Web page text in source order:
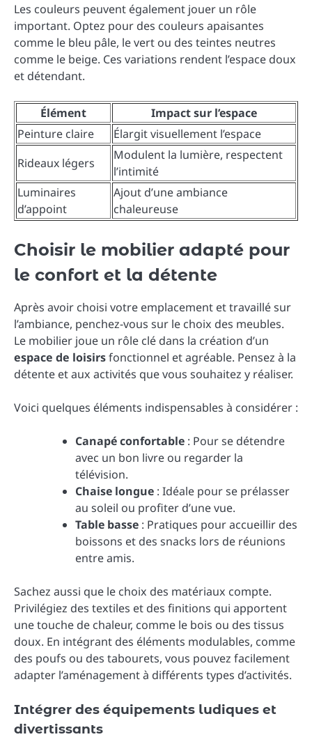
Les couleurs peuvent également jouer un rôle
important. Optez pour des couleurs apaisantes
comme le bleu pâle, le vert ou des teintes neutres
comme le beige. Ces variations rendent l’espace doux
et détendant.
Élément
Impact sur l’espace
Peinture claire
Élargit visuellement l’espace
Rideaux légers
Modulent la lumière, respectent
l’intimité
Luminaires
d’appoint
Ajout d’une ambiance
chaleureuse
Choisir le mobilier adapté pour
le confort et la détente
Après avoir choisi votre emplacement et travaillé sur
l’ambiance, penchez-vous sur le choix des meubles.
Le mobilier joue un rôle clé dans la création d’un
espace de loisirsfonctionnel et agréable. Pensez à la
détente et aux activités que vous souhaitez y réaliser.
Voici quelques éléments indispensables à considérer :
Canapé confortable : Pour se détendre
avec un bon livre ou regarder la
télévision.
Chaise longue : Idéale pour se prélasser
au soleil ou profiter d’une vue.
Table basse : Pratiques pour accueillir des
boissons et des snacks lors de réunions
entre amis.
Sachez aussi que le choix des matériaux compte.
Privilégiez des textiles et des finitions qui apportent
une touche de chaleur, comme le bois ou des tissus
doux. En intégrant des éléments modulables, comme
des poufs ou des tabourets, vous pouvez facilement
adapter l’aménagement à différents types d’activités.
Intégrer des équipements ludiques et
divertissants